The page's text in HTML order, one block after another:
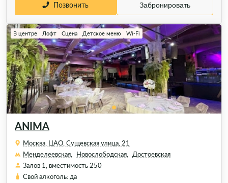
Позвонить Забронировать
ANIMA
В центре Лофт Сцена Детское меню Wi-Fi
Москва, ЦАО, Сущевская улица, 21
Менделеевская,
Новослободская,
Достоевская
Залов 1, вместимость 250
Свой алкоголь: да